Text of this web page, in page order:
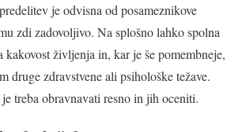
je odvisna od posameznikove
zdi zadovoljivo. Na splošno lahko spolna
življenja in, kar je še pomembneje,
druge zdravstvene ali psihološke težave.
treba obravnavati resno in jih oceniti.